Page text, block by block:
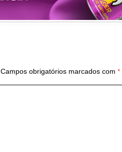
Campos obrigatórios marcados com *